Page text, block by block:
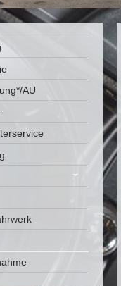
AU